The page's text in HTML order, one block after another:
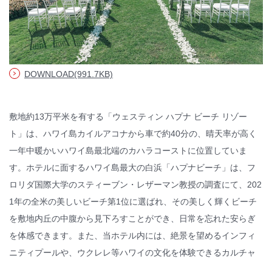
© WATABE WEDDING.
DOWNLOAD(991.7KB)
敷地約13万平米を有する「ウェスティン ハプナ ビーチ リゾー
ト」は、ハワイ島カイルアコナから車で約40分の、晴天率が高く
一年中暖かいハワイ島最北端のカハラコーストに位置していま
す。ホテルに面するハワイ島最大の白浜「ハプナビーチ」は、フ
ロリダ国際大学のスティーブン・レザーマン教授の調査にて、202
1年の全米の美しいビーチ第1位に選ばれ、その美しく輝くビーチ
を敷地内丘の中腹から見下ろすことができ、日常を忘れた安らぎ
を体感できます。また、当ホテル内には、絶景を望めるインフィ
ニティプールや、ウクレレ等ハワイの文化を体験できるカルチャ